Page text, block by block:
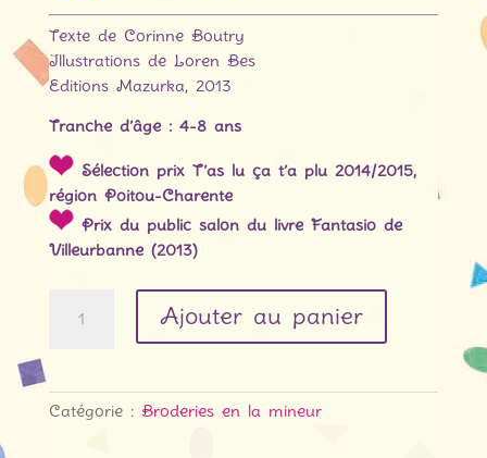
Texte de Corinne Boutry
Illustrations de Loren Bes
Editions Mazurka, 2013
Tranche d’âge : 4-8 ans
Sélection prix T’as lu ça t’a plu 2014/2015,
région Poitou-Charente
Prix du public salon du livre Fantasio de
Villeurbanne (2013)
Ajouter au panier
Catégorie : Broderies en la mineur